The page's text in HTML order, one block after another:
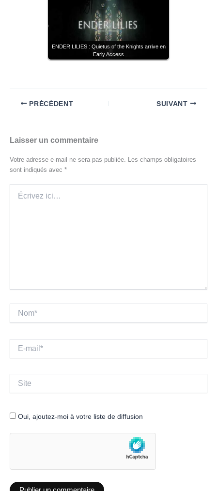
ENDER LILIES : Quietus of the Knights arrive en
Early Access
PRÉCÉDENT SUIVANT
Laisser un commentaire
Votre adresse e-mail ne sera pas publiée. Les champs obligatoires
sont indiqués avec *
ici…
Nom*
mail*
Oui, ajoutez-moi à votre liste de diffusion